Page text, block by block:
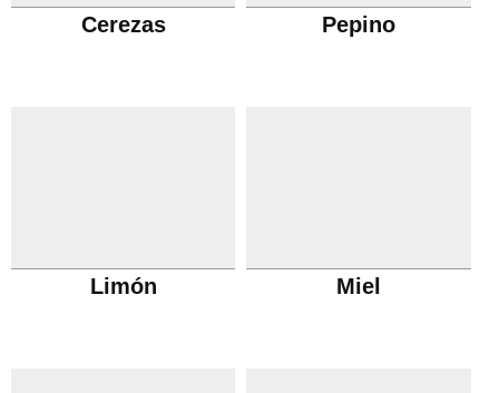
Cerezas Pepino
Limón Miel